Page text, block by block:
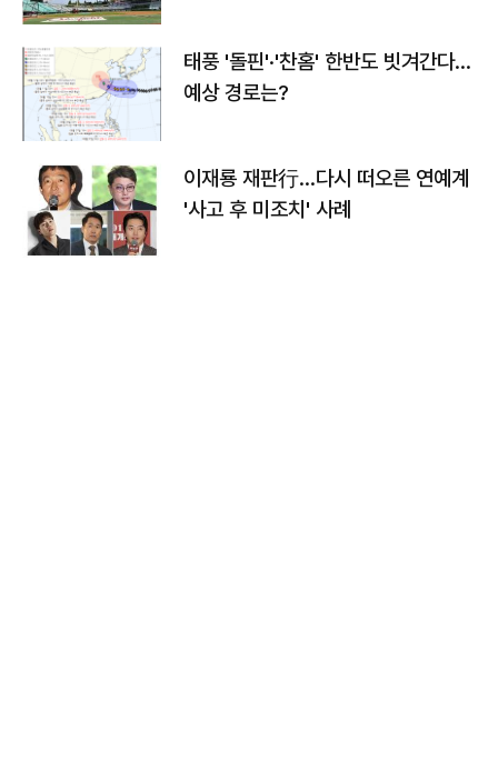
태풍 '돌핀'·'찬홈' 한반도 빗겨간다…
예상 경로는?
이재룡 재판行…다시 떠오른 연예계
'사고 후 미조치' 사례